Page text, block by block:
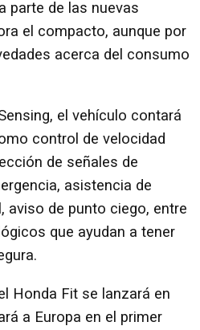
parte de las nuevas
el compacto, aunque por
acerca del consumo
el vehículo contará
control de velocidad
de señales de
asistencia de
aviso de punto ciego, entre
que ayudan a tener
Honda Fit se lanzará en
a Europa en el primer